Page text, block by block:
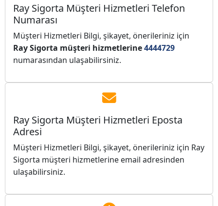
Ray Sigorta Müşteri Hizmetleri Telefon
Numarası
Müşteri Hizmetleri Bilgi, şikayet, önerileriniz için
Ray Sigorta müşteri hizmetlerine4444729
numarasından ulaşabilirsiniz.
Ray Sigorta Müşteri Hizmetleri Eposta
Adresi
Müşteri Hizmetleri Bilgi, şikayet, önerileriniz için Ray
Sigorta müşteri hizmetlerine email adresinden
ulaşabilirsiniz.